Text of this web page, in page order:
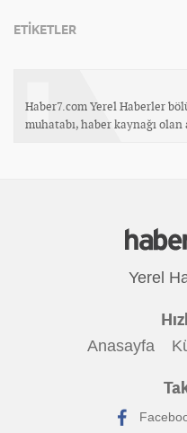
ETİKETLER
Haber7.com Yerel Haberler
muhatabı, haber kaynağı olan
Yerel
Anasayfa